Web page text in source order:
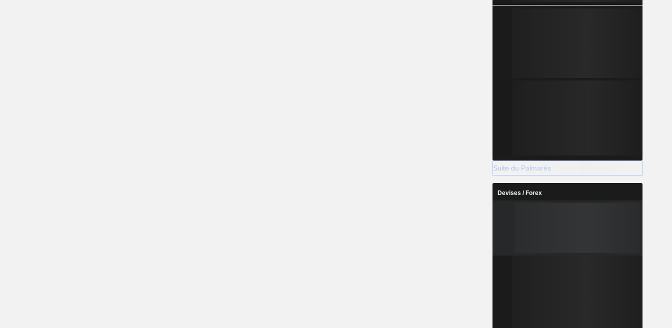
Suite du Palmarès
Devises / Forex